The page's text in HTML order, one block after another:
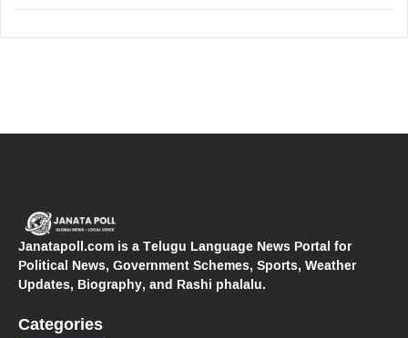
Janatapoll.com is a Telugu Language News Portal for
Political News, Government Schemes, Sports, Weather
Updates, Biography, and Rashi phalalu.
Categories